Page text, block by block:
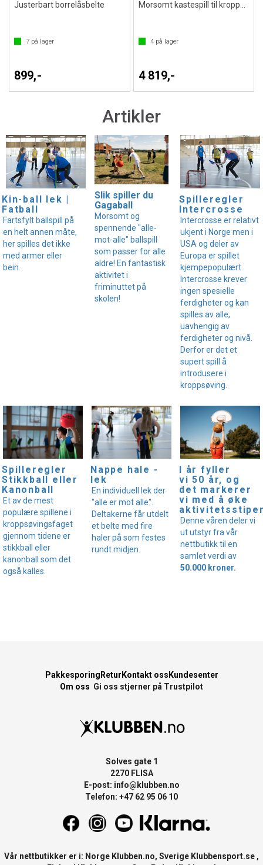
Justerbart borrelåsbelte
7 på lager
899,-
4på lager
4 819,-
Artikler
Kin-ball lek |
Fatball
Fartsfylt ballspill på
en helt annen måte,
her spilles det ikke
med armer eller
bein.
Slik spiller du
Gagaball
Morsomt og
spennende "alle-
mot-alle" ballspill
som passer for alle
aldre! En fantastisk
aktivitet i
friminuttet på
skolen!
Spilleregler
Intercrosse
Intercrosse er relativt
ukjent i Norge men i
USA og deler av
Europa er spillet
kjempepopulært.
Intercrosse krever
ingen spesielle
ferdigheter og kan
spilles av alle,
uavhengig av
ferdigheter og nivå.
Derfor er det et
supert spill å
introdusere i
kroppsøving.
Spilleregler
Stikkball eller
Kanonball
Et av de mest
populære spillene i
kroppsøvingsfaget
gjennom tidene er
stikkball eller
kanonball som det
også kalles.
Nappe hale -
lek
En individuell lek der
"alle er mot alle".
Deltakerne får utdelt
et belte med fire
haler på som festes
rundt midjen.
I år fyller
vi 50 år, og
det markerer
vi med å øke
Denne våren deler vi
ut utstyr fra vår
nettbutikk til en
samlet verdi av
50.000 kroner.
Pakkesporing Retur Kontakt oss Kundesenter
Om oss Gi oss stjerner på Trustpilot
Solves gate 1
2270 FLISA
E-post: info@klubben.no
Telefon: +47 62 95 06 10
Vår nettbutikker er i: Norge Klubben.no, Sverige Klubbensport.se ,